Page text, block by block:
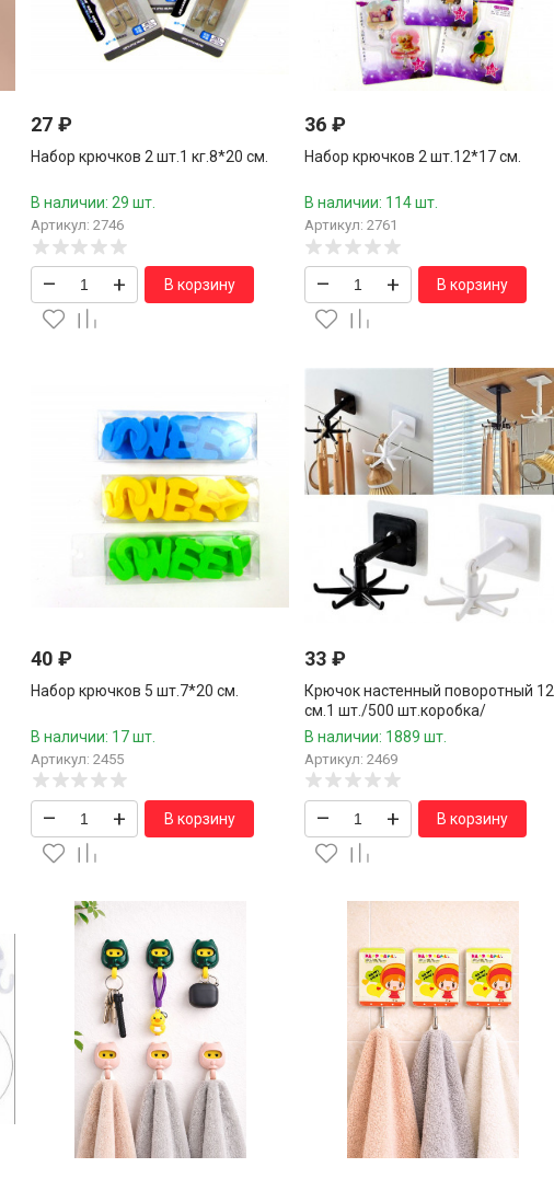
27₽
Набор крючков 2 шт.1 кг.8*20 см.
В наличии: 29 шт.
Артикул: 2746
– + В корзину
36 ₽
Набор крючков 2 шт.12*17 см.
В наличии: 114 шт.
Артикул: 2761
– + В корзину
40₽
Набор крючков 5 шт.7*20 см.
В наличии: 17 шт.
Артикул: 2455
– + В корзину
33 ₽
Крючок настенный поворотный 12
см.1 шт./500 шт.коробка/
В наличии: 1889 шт.
Артикул: 2469
– + В корзину